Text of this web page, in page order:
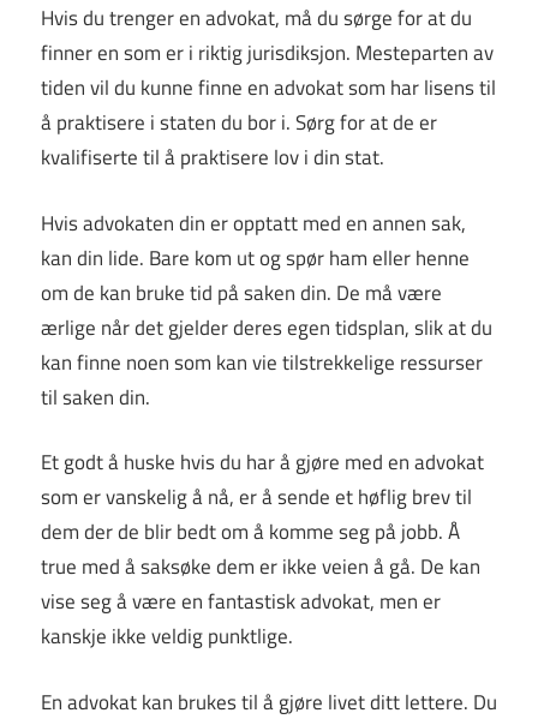
Hvis du trenger en advokat, må du sørge for at du
finner en som er i riktig jurisdiksjon. Mesteparten av
tiden vil du kunne finne en advokat som har lisens til
å praktisere i staten du bor i. Sørg for at de er
kvalifiserte til å praktisere lov i din stat.
Hvis advokaten din er opptatt med en annen sak,
kan din lide. Bare kom ut og spør ham eller henne
om de kan bruke tid på saken din. De må være
ærlige når det gjelder deres egen tidsplan, slik at du
kan finne noen som kan vie tilstrekkelige ressurser
til saken din.
Et godt å huske hvis du har å gjøre med en advokat
som er vanskelig å nå, er å sende et høflig brev til
dem der de blir bedt om å komme seg på jobb. Å
true med å saksøke dem er ikke veien å gå. De kan
vise seg å være en fantastisk advokat, men er
kanskje ikke veldig punktlige.
En advokat kan brukes til å gjøre livet ditt lettere. Du